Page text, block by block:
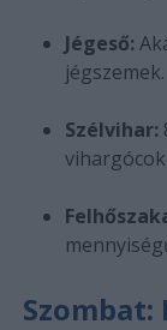
Jégeső:
jégszemek.
Szélvihar: